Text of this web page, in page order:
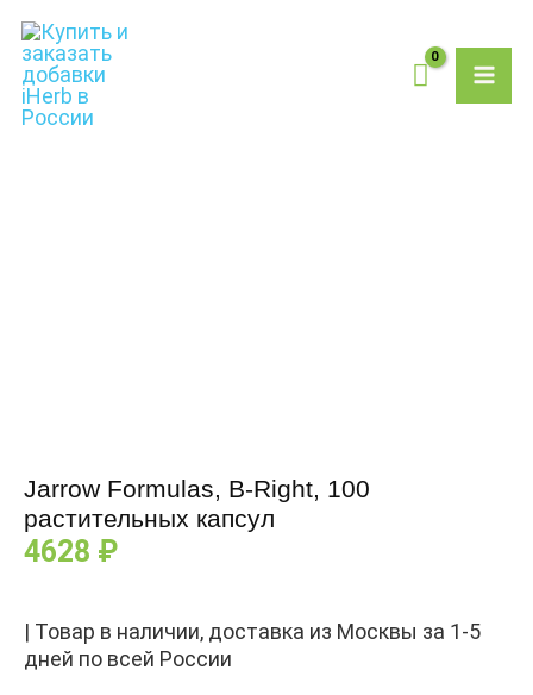
содержимому
Jarrow Formulas, B-Right, 100
растительных капсул
4628 ₽
| Товар в наличии, доставка из Москвы за 1-5
дней по всей России